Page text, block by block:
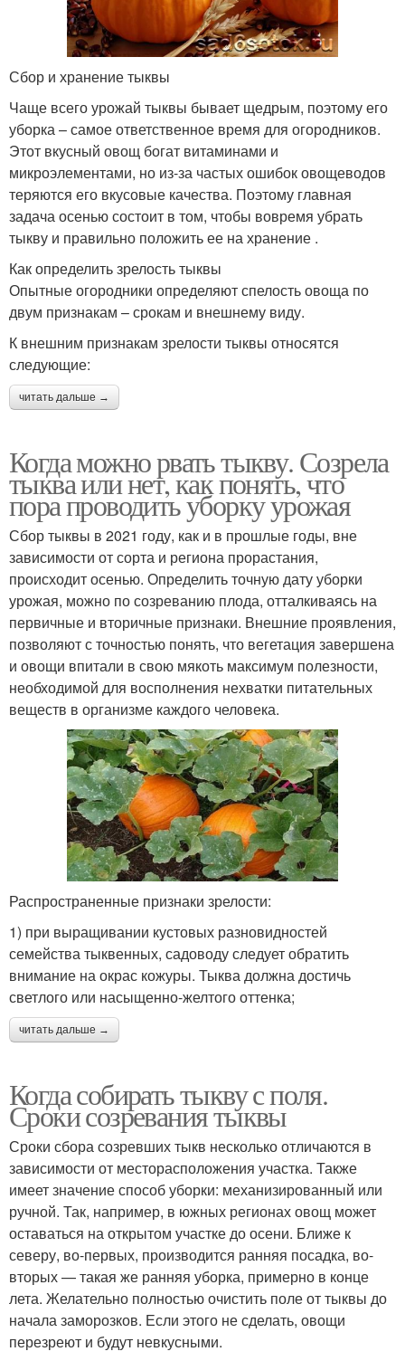
Сбор и хранение тыквы
Чаще всего урожай тыквы бывает щедрым, поэтому его
уборка – самое ответственное время для огородников.
Этот вкусный овощ богат витаминами и
микроэлементами, но из-за частых ошибок овощеводов
теряются его вкусовые качества. Поэтому главная
задача осенью состоит в том, чтобы вовремя убрать
тыкву и правильно положить ее на хранение .
Как определить зрелость тыквы
Опытные огородники определяют спелость овоща по
двум признакам – срокам и внешнему виду.
К внешним признакам зрелости тыквы относятся
следующие:
читать дальше →
Когда можно рвать тыкву. Созрела
тыква или нет, как понять, что
пора проводить уборку урожая
Сбор тыквы в 2021 году, как и в прошлые годы, вне
зависимости от сорта и региона прорастания,
происходит осенью. Определить точную дату уборки
урожая, можно по созреванию плода, отталкиваясь на
первичные и вторичные признаки. Внешние проявления,
позволяют с точностью понять, что вегетация завершена
и овощи впитали в свою мякоть максимум полезности,
необходимой для восполнения нехватки питательных
веществ в организме каждого человека.
Распространенные признаки зрелости:
1) при выращивании кустовых разновидностей
семейства тыквенных, садоводу следует обратить
внимание на окрас кожуры. Тыква должна достичь
светлого или насыщенно-желтого оттенка;
читать дальше →
Когда собирать тыкву с поля.
Сроки созревания тыквы
Сроки сбора созревших тыкв несколько отличаются в
зависимости от месторасположения участка. Также
имеет значение способ уборки: механизированный или
ручной. Так, например, в южных регионах овощ может
оставаться на открытом участке до осени. Ближе к
северу, во-первых, производится ранняя посадка, во-
вторых — такая же ранняя уборка, примерно в конце
лета. Желательно полностью очистить поле от тыквы до
начала заморозков. Если этого не сделать, овощи
перезреют и будут невкусными.